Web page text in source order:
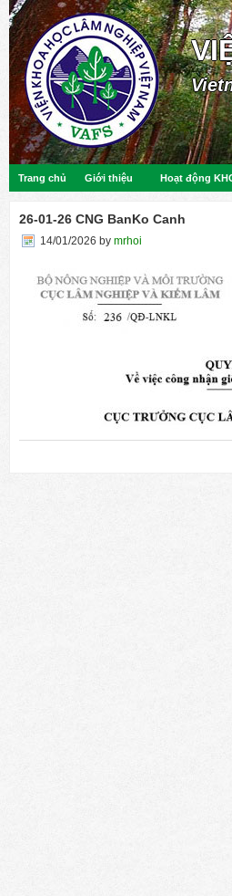
Trang chủ Giới thiệu Hoạt động
26-01-26 CNG BanKo Canh
14/01/2026 by mrhoi